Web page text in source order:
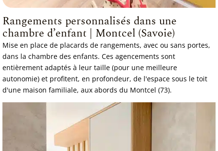
Rangements personnalisés dans une
chambre d’enfant | Montcel (Savoie)
Mise en place de placards de rangements, avec ou sans portes,
dans la chambre des enfants. Ces agencements sont
entièrement adaptés à leur taille (pour une meilleure
autonomie) et profitent, en profondeur, de l'espace sous le toit
d'une maison familiale, aux abords du Montcel (73).